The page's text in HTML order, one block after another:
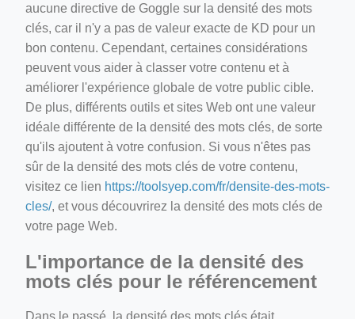
aucune directive de Goggle sur la densité des mots
clés, car il n'y a pas de valeur exacte de KD pour un
bon contenu. Cependant, certaines considérations
peuvent vous aider à classer votre contenu et à
améliorer l'expérience globale de votre public cible.
De plus, différents outils et sites Web ont une valeur
idéale différente de la densité des mots clés, de sorte
qu'ils ajoutent à votre confusion. Si vous n'êtes pas
sûr de la densité des mots clés de votre contenu,
visitez ce lien https://toolsyep.com/fr/densite-des-mots-
cles/, et vous découvrirez la densité des mots clés de
votre page Web.
L'importance de la densité des
mots clés pour le référencement